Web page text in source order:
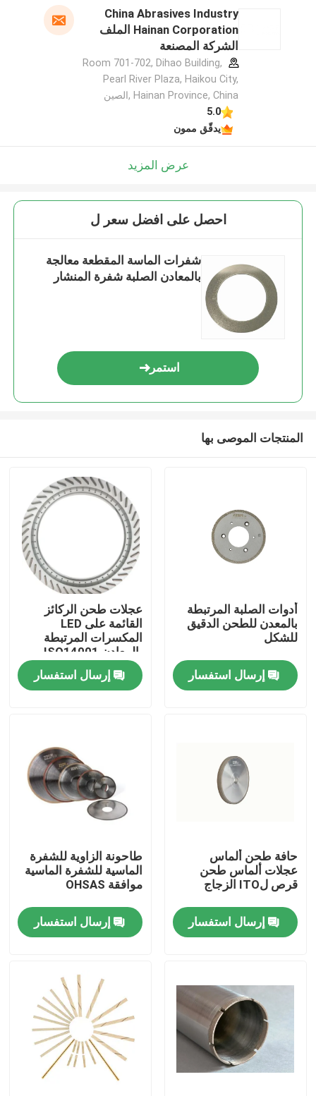
المنزل
فيديوهات
جولة في المعمل
رقابة جودة
اطلب اقتباس
المواد الكاشطة الصناعية
China Abrasives Industry
Hainan Corporation الملف
الشركة المصنعة
Room 701-702, Dihao Building,
Pearl River Plaza, Haikou City,
Hainan Province, China ,الصين
5.0
يدقّق ممون
عرض المزيد
احصل على افضل سعر ل
شفرات الماسة المقطعة معالجة
بالمعادن الصلبة شفرة المنشار
استمر
المنتجات الموصى بها
أدوات الصلبة المرتبطة
بالمعدن للطحن الدقيق
للشكل
إرسال استفسار
عجلات طحن الركائز
القائمة على LED
المكسرات المرتبطة
بالمعادن ISO14001
إرسال استفسار
حافة طحن ألماس
عجلات ألماس طحن
قرص لITO الزجاج
إرسال استفسار
طاحونة الزاوية للشفرة
الماسية للشفرة الماسية
موافقة OHSAS
إرسال استفسار